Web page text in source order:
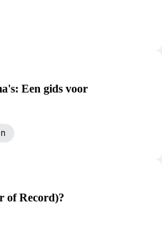
Een gids voor
of Record)?